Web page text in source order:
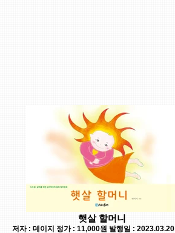
햇살 할머니
저자 : 데이지 정가 : 11,000원 발행일 :